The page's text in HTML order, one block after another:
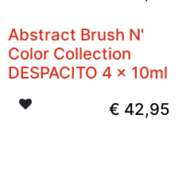
Abstract Brush N'
Color Collection
DESPACITO 4 x 10ml
€ 42,95